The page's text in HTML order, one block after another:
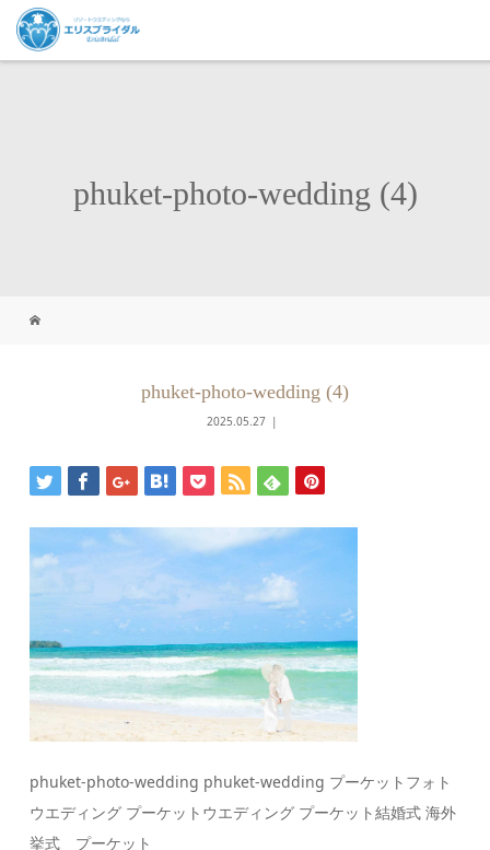
phuket-photo-wedding (4)
phuket-photo-wedding (4)
2025.05.27
phuket-photo-wedding phuket-wedding プーケットフォト
ウエディング プーケットウエディング プーケット結婚式 海外
挙式 プーケット